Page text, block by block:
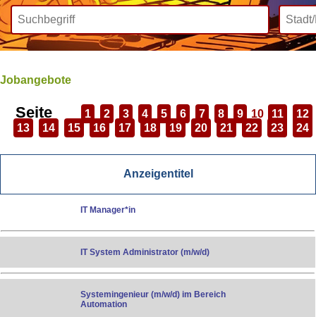
Wir bieten Inklusive
Jobangebote
Seite 1 2 3 4 5 6 7 8 9 10 11
12
13
14 15 16 17 18 19 20 21 22 23 24
Anzeigentitel
IT Manager*in
IT System Administrator (m/w/d)
Systemingenieur (m/w/d) im Bereich
Automation